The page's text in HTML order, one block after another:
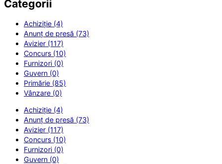
Categorii
Achiziție (4)
Anunț de presă (73)
Avizier (117)
Concurs (10)
Furnizori (0)
Guvern (0)
Primărie (85)
Vânzare (0)
Achiziție (4)
Anunț de presă (73)
Avizier (117)
Concurs (10)
Furnizori (0)
Guvern (0)